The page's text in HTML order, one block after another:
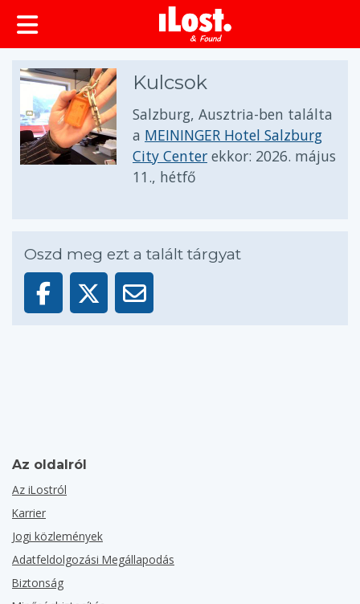
Kulcsok
Salzburg, Ausztria-ben találta
a MEININGER Hotel Salzburg
City Center ekkor: 2026. május
11., hétfő
Oszd meg ezt a talált tárgyat
Az oldalról
Az iLostról
Karrier
Jogi közlemények
Adatfeldolgozási Megállapodás
Biztonság